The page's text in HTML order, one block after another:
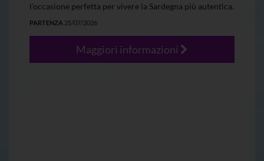
l’occasione perfetta per vivere la Sardegna più autentica.
PARTENZA 25/07/2026
Maggiori informazioni